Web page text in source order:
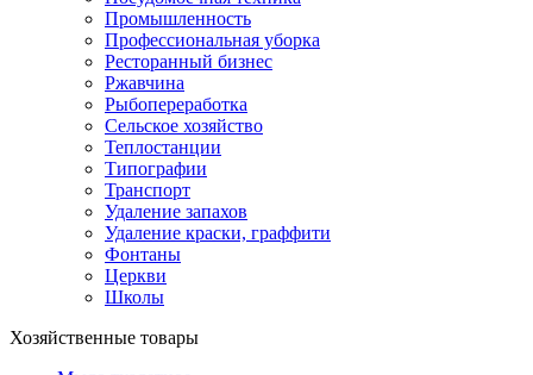
Промышленность
Профессиональная уборка
Ресторанный бизнес
Ржавчина
Рыбопереработка
Сельское хозяйство
Теплостанции
Типографии
Транспорт
Удаление запахов
Удаление краски, граффити
Фонтаны
Церкви
Школы
Хозяйственные товары